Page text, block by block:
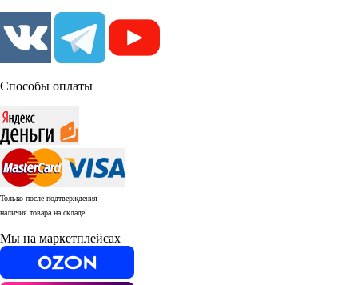
Способы оплаты
Только после подтверждения
наличия товара на складе.
Мы на маркетплейсах